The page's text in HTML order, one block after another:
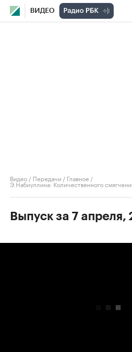
ВИДЕО
Видео / Передачи / Главное /
Э.Набиуллина: Количественного
Выпуск за 7 апреля,